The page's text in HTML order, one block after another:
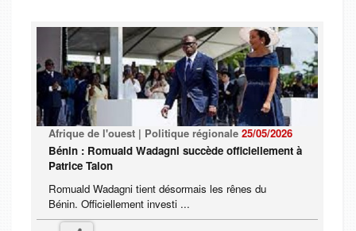
Afrique de l'ouest | Politique régionale 25/05/2026
Bénin : Romuald Wadagni succède officiellement à
Patrice Talon
Romuald Wadagni tient désormais les rênes du
Bénin. Officiellement investi ...